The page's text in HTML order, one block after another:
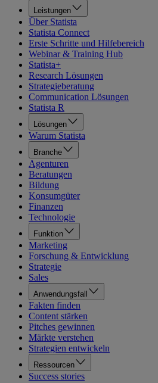
Leistungen
Über Statista
Statista Connect
Erste Schritte und Hilfebereich
Webinar & Training Hub
Statista+
Research Lösungen
Strategieberatung
Communication Lösungen
Statista R
Lösungen
Warum Statista
Branche
Agenturen
Beratungen
Bildung
Konsumgüter
Finanzen
Technologie
Funktion
Marketing
Forschung & Entwicklung
Strategie
Sales
Anwendungsfall
Fakten finden
Content stärken
Pitches gewinnen
Märkte verstehen
Strategien entwickeln
Ressourcen
Success stories